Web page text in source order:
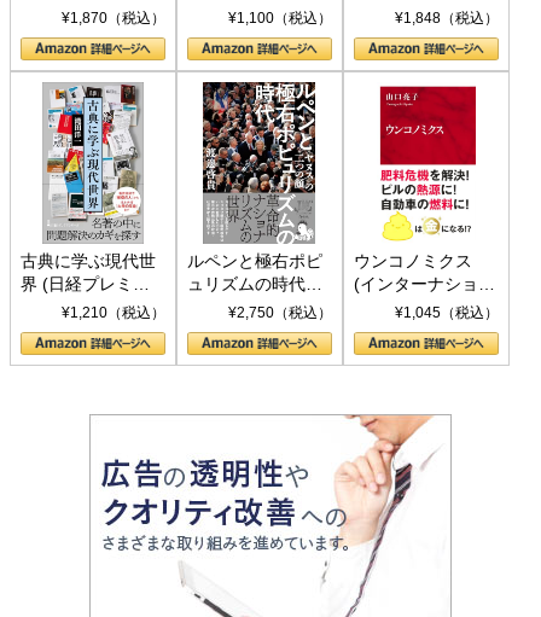
トランプとBRICS
の挑戦
¥1,870（税込）
下、ソ連参戦、そ
して聖断 (PHP新
書)
¥1,100（税込） ¥1,848（税込）
古典に学ぶ現代世
界 (日経プレミア
シリーズ)¥1,210（税込）
ルペンと極右ポピ
ュリズムの時代：
〈ヤヌス〉の二つ
の顔
¥2,750（税込）
ウンコノミクス
(インターナショナ
ル新書)¥1,045（税込）